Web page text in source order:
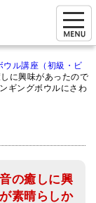
ウル講座（初級・ビ
に興味があったので
ギングボウルにさわ
の癒しに興
素晴らしか